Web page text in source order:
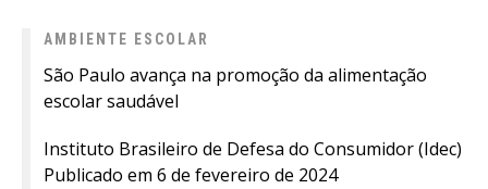
AMBIENTE ESCOLAR
São Paulo avança na promoção da alimentação
escolar saudável
Instituto Brasileiro de Defesa do Consumidor (Idec)
Publicado em 6 de fevereiro de 2024